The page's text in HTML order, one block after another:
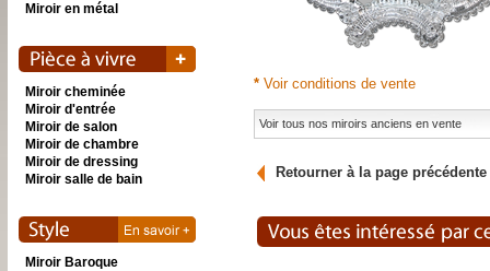
* Voir conditions de vente
Voir tous nos miroirs anciens en vente
Retourner à la page précédente
Miroir en métal
Miroir cheminée
Miroir d'entrée
Miroir de salon
Miroir de chambre
Miroir de dressing
Miroir salle de bain
Miroir Baroque